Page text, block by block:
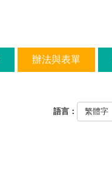
辦法與表單
語言：